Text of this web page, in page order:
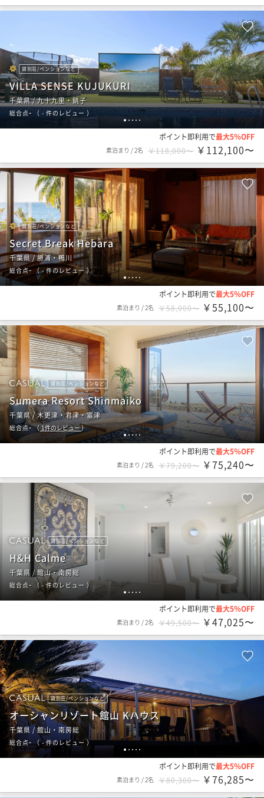
1 2 3 4 5
貸別荘/ペンションなど
VILLA SENSE KUJUKURI
千葉県 / 九十九里・銚子
総合点- （ - 件のレビュー ）
ポイント即利用で最大5％OFF
素泊まり /2名 ￥118,000〜 ￥112,100〜
1 2 345
貸別荘/ペンションなど
Secret Break Hebara
千葉県 / 勝浦・鴨川
総合点-（- 件のレビュー）
ポイント即利用で最大5％OFF
素泊まり /2名 ￥58,000〜 ￥55,100〜
12345
貸別荘/ペンションなど
Sumera Resort Shinmaiko
千葉県 / 木更津・君津・富津
総合点-（ 1件のレビュー）
ポイント即利用で最大5％OFF
素泊まり /2名 ￥79,200〜 ￥75,240〜
1 2 3 4 5
貸別荘/ペンションなど
H&H Calme
千葉県 / 館山・南房総
総合点- （- 件のレビュー ）
ポイント即利用で最大5％OFF
素泊まり /2名 ￥49,500〜 ￥47,025〜
1 2 3 4 5
貸別荘/ペンションなど
オーシャンリゾート館山 Kハウス
千葉県 / 館山・南房総
総合点-（- 件のレビュー）
ポイント即利用で最大5％OFF
素泊まり /2名 ￥80,300〜 ￥76,285〜